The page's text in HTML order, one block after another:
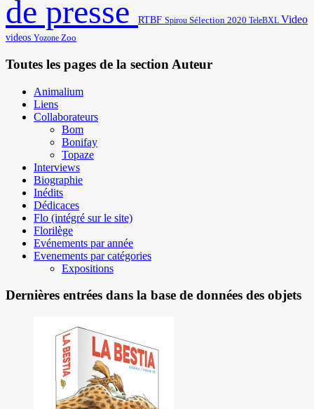
de presse
RTBF Spirou Sélection 2020 TeleBXL Video
videos Yozone Zoo
Toutes les pages de la section Auteur
Animalium
Liens
Collaborateurs
Bom
Bonifay
Topaze
Interviews
Biographie
Inédits
Dédicaces
Flo (intégré sur le site)
Florilège
Evénements par année
Evenements par catégories
Expositions
Dernières entrées dans la base de données des objets